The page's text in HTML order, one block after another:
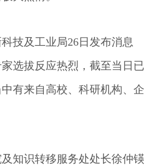
及工业局26日发布消息
选拔反应热烈，截至当日已
有来自高校、科研机构、企
识转移服务处处长徐仲锳